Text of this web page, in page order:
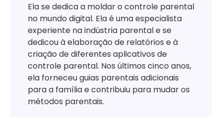
Ela se dedica a moldar o controle parental
no mundo digital. Ela é uma especialista
experiente na indústria parental e se
dedicou à elaboração de relatórios e à
criação de diferentes aplicativos de
controle parental. Nos últimos cinco anos,
ela forneceu guias parentais adicionais
para a família e contribuiu para mudar os
métodos parentais.